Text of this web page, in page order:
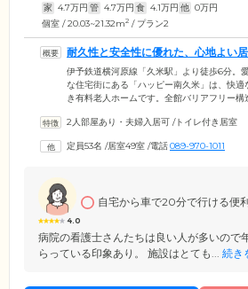
家 4.7万円 管 4.7万円 食 4.1万円 他 0万円
個室 / 20.03~21.32m2 / プラン2
耐久性と安全性に優れた、心地よい
ます
伊予鉄道横河原線「久米駅」より徒歩6分。
な住宅街にある「ハッピー南久米」は、快
き有料老人ホームです。全館バリアフリー構
ちろん、火災が起きた際も、燃え広がりにく
よい環境でお過ごしいただけます。また、テ
2人部屋あり・夫婦入居可 /トイレ付き居室
定員53名 /居室49室 /電話089-970-1011
4.0
自宅から車で20分で行ける便
病院の看護士さんたちは良い人が多いので
らっている印象あり。 施設はとても... 続き